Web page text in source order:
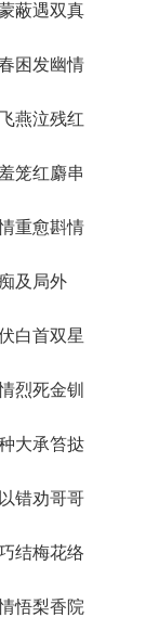
蔽遇双真
困发幽情
燕泣残红
笼红麝串
重愈斟情
及局外
白首双星
烈死金钏
大承笞挞
错劝哥哥
结梅花络
悟梨香院